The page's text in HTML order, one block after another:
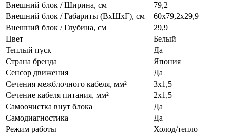
Внешний блок / Ширина, см
79,2
Внешний блок / Габариты (ВхШхГ), см
60х79,2х29,9
Внешний блок / Глубина, см
29,9
Цвет
Белый
Теплый пуск
Да
Страна бренда
Япония
Сенсор движения
Да
Сечения межблочного кабеля, мм²
3х1,5
Сечение кабеля питания, мм²
2х1,5
Самоочистка внут блока
Да
Самодиагностика
Да
Режим работы
Холод/тепло